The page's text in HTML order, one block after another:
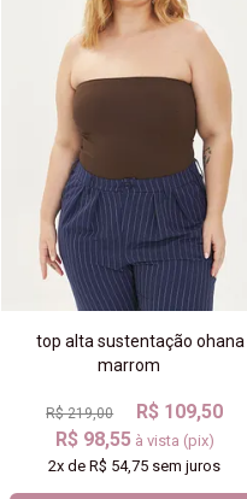
top alta sustentação ohana
marrom
R$ 219,00
R$ 109,50
R$ 98,55 à vista (pix)
2x deR$ 54,75 sem juros